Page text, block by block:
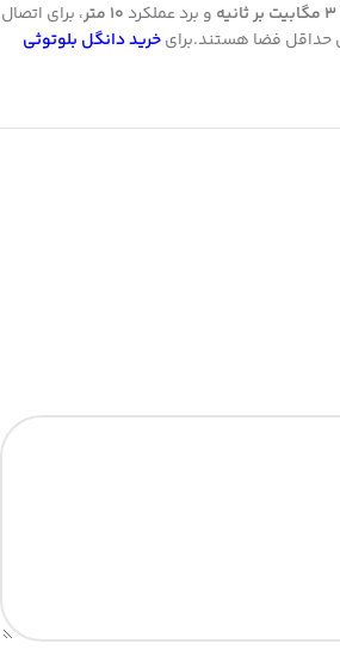
3 مگابیت بر ثانیه و برد عملکرد10 متر
، برای اتصال
خرید دانگل بلوتوثی